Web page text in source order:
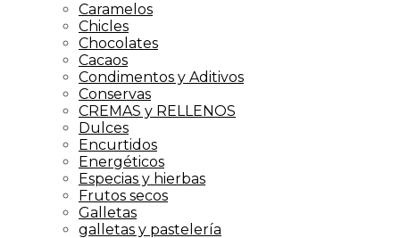
Caramelos
Chicles
Chocolates
Cacaos
Condimentos y Aditivos
Conservas
CREMAS y RELLENOS
Dulces
Encurtidos
Energéticos
Especias y hierbas
Frutos secos
Galletas
galletas y pastelería